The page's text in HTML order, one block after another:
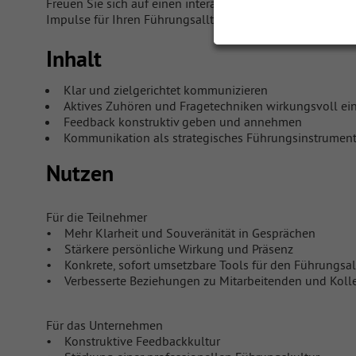
Freuen Sie sich auf einen interaktiven Austausch,
Impulse für Ihren Führungsalltag.
Inhalt
Klar und zielgerichtet kommunizieren
Aktives Zuhören und Fragetechniken wirkungsvoll
Feedback konstruktiv geben und annehmen
Kommunikation als strategisches
Nutzen
Für die Teilnehmer
• Mehr Klarheit und Souveränität in Gesprächen
• Stärkere persönliche Wirkung und Präsenz
• Konkrete, sofort umsetzbare Tools für den
• Verbesserte Beziehungen zu Mitarbeitenden und
Für das Unternehmen
• Konstruktive Feedbackkultur